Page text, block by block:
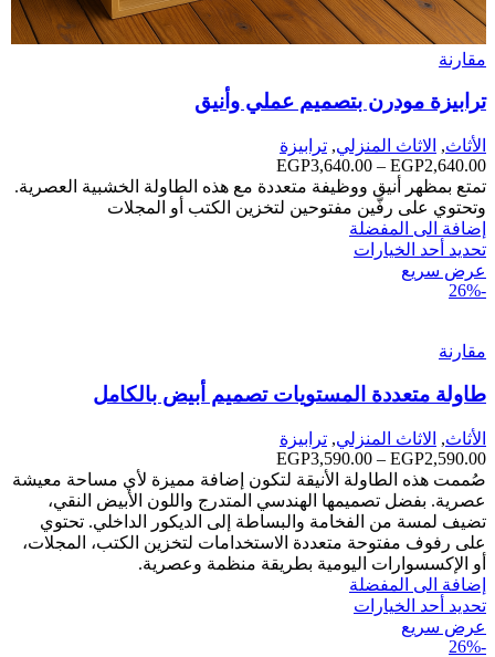
مقارنة
ترابيزة مودرن بتصميم عملي وأنيق
الأثاث, الاثاث المنزلي, ترابيزة
EGP2,640.00
–
EGP3,640.00
نطاق
السعر:
من
تمتع بمظهر أنيق ووظيفة متعددة مع هذه الطاولة الخشبية العصرية.
وتحتوي على رفّين مفتوحين لتخزين الكتب أو المجلات
إضافة الى المفضلة
تحديد أحد الخيارات
عرض سريع
-26%
مقارنة
طاولة متعددة المستويات تصميم أبيض بالكامل
الأثاث, الاثاث المنزلي, ترابيزة
EGP2,590.00
–
EGP3,590.00
نطاق
السعر:
من
خلال
صُممت هذه الطاولة الأنيقة لتكون إضافة مميزة لأي مساحة معيشة
عصرية. بفضل تصميمها الهندسي المتدرج واللون الأبيض النقي،
تضيف لمسة من الفخامة والبساطة إلى الديكور الداخلي. تحتوي
على رفوف مفتوحة متعددة الاستخدامات لتخزين الكتب، المجلات،
أو الإكسسوارات اليومية بطريقة منظمة وعصرية.
إضافة الى المفضلة
تحديد أحد الخيارات
عرض سريع
-26%